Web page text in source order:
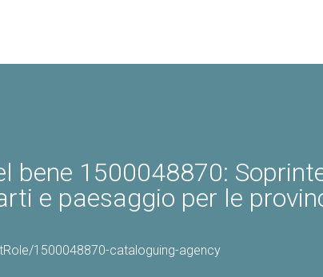
bene 1500048870:
e paesaggio per le
1500048870-cataloguing-agency